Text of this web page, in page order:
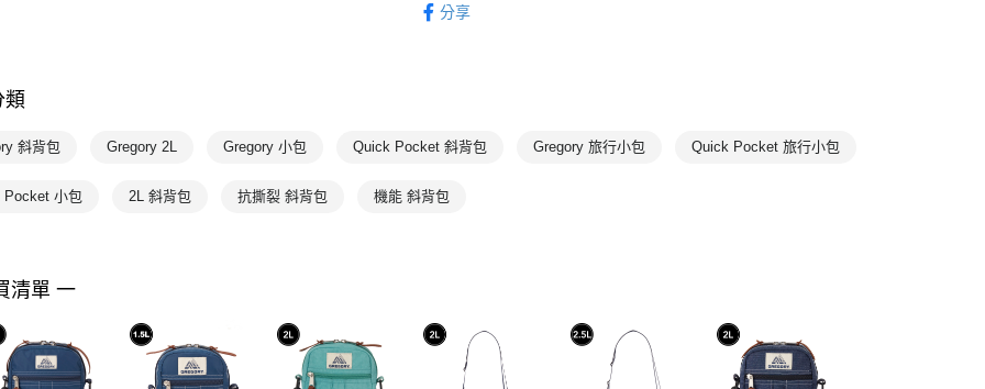
Gregory 全部商品
分享
類
斜背包 Gregory 2L Gregory 小包 Quick Pocket 斜背包 Gregory 旅行小包 Quick Pocket 旅行小包
Pocket 小包 2L 斜背包 抗撕裂 斜背包 機能 斜背包
清單 一